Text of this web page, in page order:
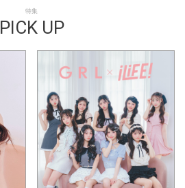
特集
PICK UP